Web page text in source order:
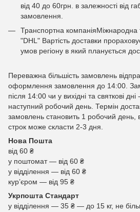
від 40 до 60грн. в залежності від
замовлення.
Транспортна компаніяМіжнародна
"DHL" Вартість доставки
умов регіону в який планується
Переважна більшість замовлень
оформлення замовлення до 14:00.
після 14:00 чи у вихідні та святкові
наступний робочий день. Термін
замовлень становить 1 робочий день,
строк може скласти 2-3 дня.
Нова Пошта
від 60 ₴
у поштомат — від 60 ₴
у відділення — від 60 ₴
курʼєром — від 95 ₴
Укрпошта Стандарт
у відділення — 35 ₴ — до 15 кг, не